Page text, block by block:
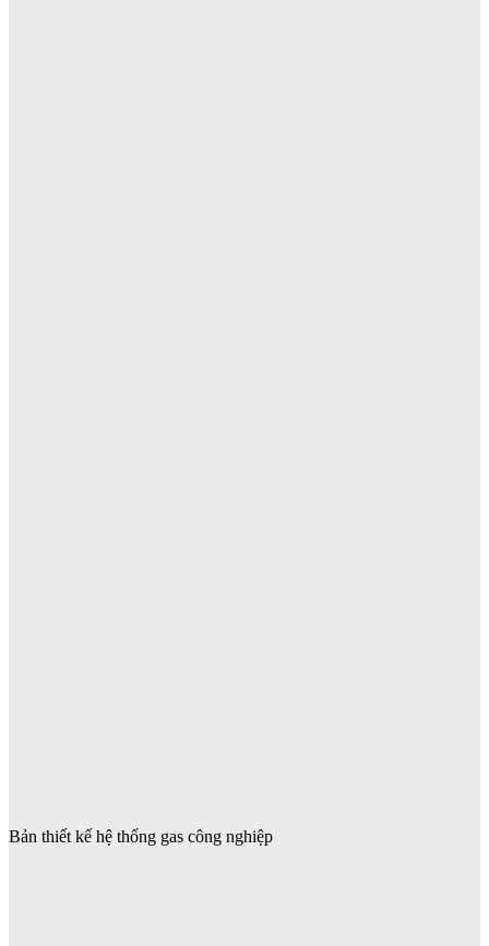
Bản thiết kế hệ thống gas công nghiệp